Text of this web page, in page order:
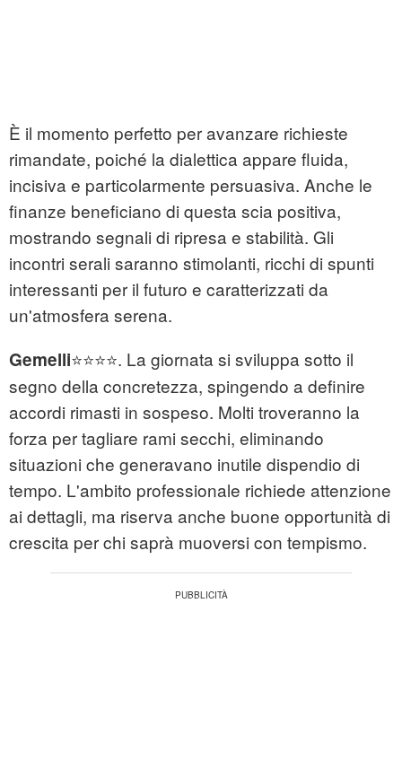
È il momento perfetto per avanzare richieste
rimandate, poiché la dialettica appare fluida,
incisiva e particolarmente persuasiva. Anche le
finanze beneficiano di questa scia positiva,
mostrando segnali di ripresa e stabilità. Gli
incontri serali saranno stimolanti, ricchi di spunti
interessanti per il futuro e caratterizzati da
un'atmosfera serena.
Gemelli⭐⭐⭐⭐. La giornata si sviluppa sotto il
segno della concretezza, spingendo a definire
accordi rimasti in sospeso. Molti troveranno la
forza per tagliare rami secchi, eliminando
situazioni che generavano inutile dispendio di
tempo. L'ambito professionale richiede attenzione
ai dettagli, ma riserva anche buone opportunità di
crescita per chi saprà muoversi con tempismo.